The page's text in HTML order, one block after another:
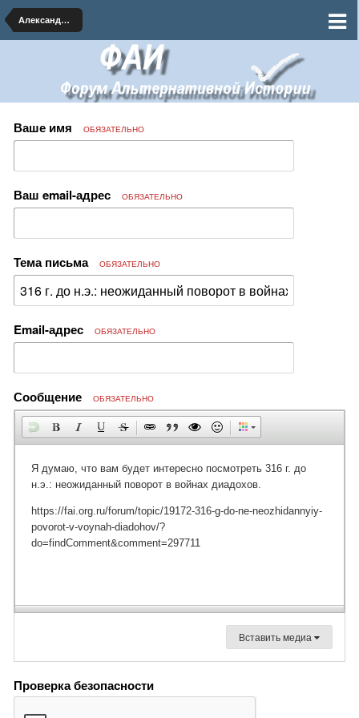
Александр Македонский, диадохи и эллинисты
Ваше имя ОБЯЗАТЕЛЬНО
Ваш email-адрес ОБЯЗАТЕЛЬНО
Тема письма ОБЯЗАТЕЛЬНО
Email-адрес ОБЯЗАТЕЛЬНО
Сообщение ОБЯЗАТЕЛЬНО
Вставить медиа
Проверка безопасности